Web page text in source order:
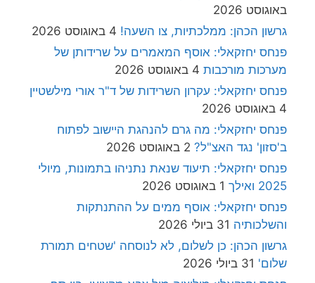
באוגוסט 2026
גרשון הכהן: ממלכתיות, צו השעה! 4 באוגוסט 2026
פנחס יחזקאלי: אוסף המאמרים על שרידותן של
מערכות מורכבות 4 באוגוסט 2026
פנחס יחזקאלי: עקרון השרידות של ד"ר אורי מילשטיין
4 באוגוסט 2026
פנחס יחזקאלי: מה גרם להנהגת היישוב לפתוח
ב'סזון' נגד האצ"ל? 2 באוגוסט 2026
פנחס יחזקאלי: תיעוד שנאת נתניהו בתמונות, מיולי
2025 ואילך
1 באוגוסט 2026
פנחס יחזקאלי: אוסף ממים על ההתנתקות
והשלכותיה 31 ביולי 2026
גרשון הכהן: כן לשלום, לא לנוסחה 'שטחים תמורת
שלום' 31 ביולי 2026